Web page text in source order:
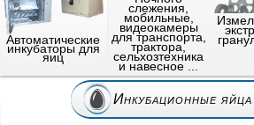
Автоматические
инкубаторы для
яиц
слежения,
мобильные,
видеокамеры
для транспорта,
трактора,
сельхозтехника
и навесное ...
Инкубационные яйца